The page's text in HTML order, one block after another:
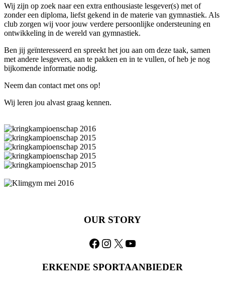
Wij zijn op zoek naar een extra enthousiaste lesgever(s) met of
zonder een diploma, liefst gekend in de materie van gymnastiek. Als
club zorgen wij voor jouw verdere persoonlijke ondersteuning en
ontwikkeling in de wereld van gymnastiek.
Ben jij geïnteresseerd en spreekt het jou aan om deze taak, samen
met andere lesgevers, aan te pakken en in te vullen, of heb je nog
bijkomende informatie nodig.
Neem dan contact met ons op!
Wij leren jou alvast graag kennen.
OUR STORY
Facebook
Instagram
X YouTube
ERKENDE SPORTAANBIEDER